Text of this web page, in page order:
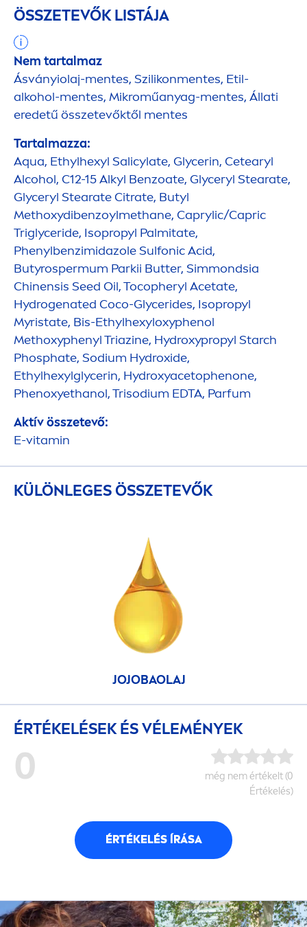
ÖSSZETEVŐK LISTÁJA
Nem tartalmaz
Ásványiolaj-mentes, Szilikonmentes, Etil-
alkohol-mentes, Mikroműanyag-mentes, Állati
eredetű összetevőktől mentes
Tartalmazza:
Aqua, Ethylhexyl Salicylate, Glycerin, Cetearyl
Alcohol, C12-15 Alkyl Benzoate, Glyceryl Stearate,
Glyceryl Stearate Citrate, Butyl
Methoxydibenzoylmethane, Caprylic/Capric
Triglyceride, Isopropyl Palmitate,
Phenylbenzimidazole Sulfonic Acid,
Butyrospermum Parkii Butter, Simmondsia
Chinensis Seed Oil, Tocopheryl Acetate,
Hydrogenated Coco-Glycerides, Isopropyl
Myristate, Bis-Ethylhexyloxyphenol
Methoxyphenyl Triazine, Hydroxypropyl Starch
Phosphate, Sodium Hydroxide,
Ethylhexylglycerin, Hydroxyacetophenone,
Phenoxyethanol, Trisodium EDTA, Parfum
Aktív összetevő:
E-vitamin
KÜLÖNLEGES ÖSSZETEVŐK
JOJOBAOLAJ
ÉRTÉKELÉSEK ÉS VÉLEMÉNYEK
0
még nem értékelt (0
Értékelés)
ÉRTÉKELÉS ÍRÁSA